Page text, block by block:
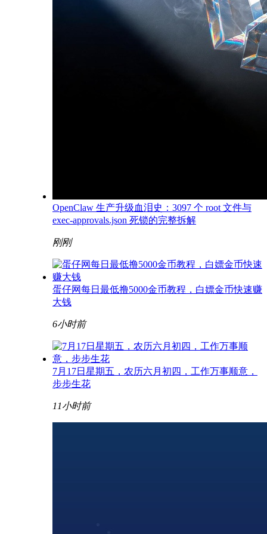
OpenClaw 生产升级血泪史：3097 个 root 文件与
exec-approvals.json 死锁的完整拆解
刚刚
蛋仔网每日最低撸5000金币教程，白嫖金币快速赚
大钱
6小时前
7月17日星期五，农历六月初四，工作万事顺意，
步步生花
11小时前